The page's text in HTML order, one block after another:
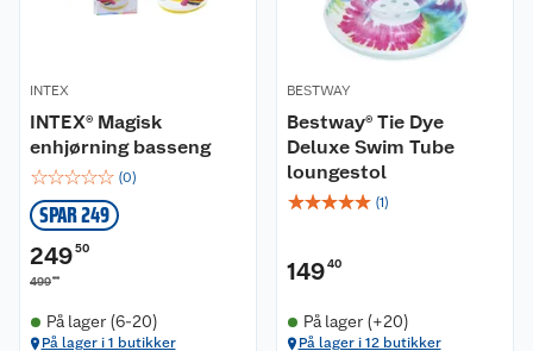
INTEX
INTEX® Magisk
enhjørning basseng
☆☆☆☆☆ (0)
SPAR 249
24950
49900
På lager (6-20)
På lager i 1 butikker
BESTWAY
Bestway® Tie Dye
Deluxe Swim Tube
loungestol
☆☆☆☆☆ (1)
14940
På lager (+20)
På lager i 12 butikker
Nyheter
Våre merkevarer
Coop kjeder
Ledige stillinger
Angre- og returrett
Ofte stilte spørsmål
Betalingsalternativer
Leveringsalternativer
Åpent kjøp